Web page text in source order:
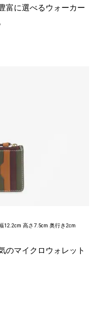
富に選べるウォーカー
12.2cm 高さ7.5cm 奥行き2cm
のマイクロウォレット